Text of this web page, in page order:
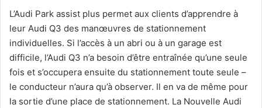
L’Audi Park assist plus permet aux clients d’apprendre à
leur Audi Q3 des manœuvres de stationnement
individuelles. Si l’accès à un abri ou à un garage est
difficile, l’Audi Q3 n’a besoin d’être entraînée qu’une seule
fois et s’occupera ensuite du stationnement toute seule –
le conducteur n’aura qu’à observer. Il en va de même pour
la sortie d’une place de stationnement. La Nouvelle Audi